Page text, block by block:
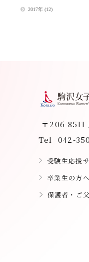
2017年(12)
〒206-8511
Tel
042-
受験生応援
卒業生の方へ
保護者・ご